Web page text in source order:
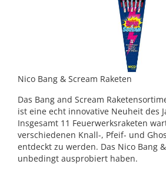
Nico Bang & Scream Raketen
Das Bang and Scream
ist eine echt innovative Neuheit des
Insgesamt 11 Feuerwerksraketen
verschiedenen Knall-, Pfeif- und
entdeckt zu werden. Das Nico Bang
unbedingt ausprobiert haben.